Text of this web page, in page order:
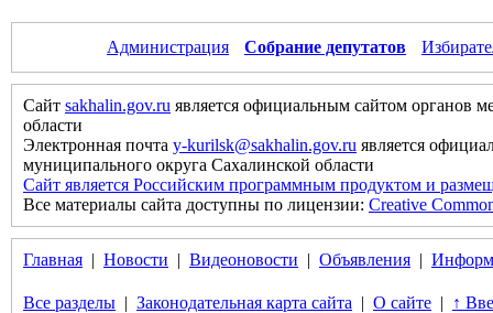
Администрация Собрание депутатов
Сайт sakhalin.gov.ru является официальным сайтом органов
области
Электронная почта y-kurilsk@sakhalin.gov.ru является
муниципального округа Сахалинской области
Сайт является Российским программным продуктом и
Все материалы сайта доступны по лицензии: Creative
Главная | Новости | Видеоновости | Объявления |
Все разделы | Законодательная карта сайта | О сайте | ↑